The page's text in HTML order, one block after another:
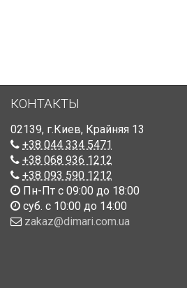
КОНТАКТЫ
02139, г.Киев, Крайняя 13
+38 044 334 5471
+38 068 936 1212
+38 093 590 1212
Пн-Пт с 09:00 до 18:00
суб. с 10:00 до 14:00
zakaz@dimari.com.ua